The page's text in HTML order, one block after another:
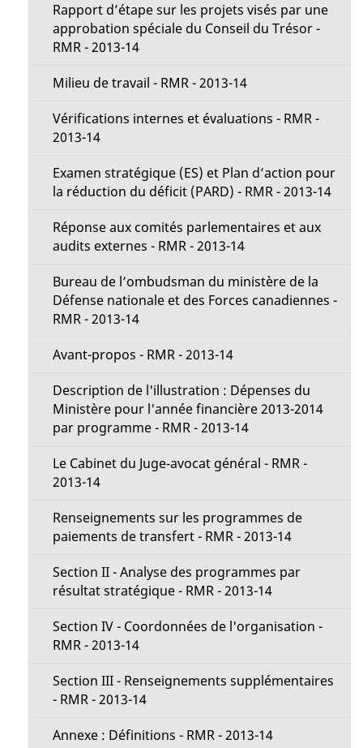
Rapport d’étape sur les projets visés par une
approbation spéciale du Conseil du Trésor -
RMR - 2013-14
Milieu de travail - RMR - 2013-14
Vérifications internes et évaluations - RMR -
2013-14
Examen stratégique (ES) et Plan d’action pour
la réduction du déficit (PARD) - RMR - 2013-14
Réponse aux comités parlementaires et aux
audits externes - RMR - 2013-14
Bureau de l’ombudsman du ministère de la
Défense nationale et des Forces canadiennes -
RMR - 2013-14
Avant-propos - RMR - 2013-14
Description de l'illustration : Dépenses du
Ministère pour l'année financière 2013-2014
par programme - RMR - 2013-14
Le Cabinet du Juge‑avocat général - RMR -
2013-14
Renseignements sur les programmes de
paiements de transfert - RMR - 2013-14
Section II - Analyse des programmes par
résultat stratégique - RMR - 2013-14
Section IV - Coordonnées de l'organisation -
RMR - 2013-14
Section III - Renseignements supplémentaires
- RMR - 2013-14
Annexe : Définitions - RMR - 2013-14